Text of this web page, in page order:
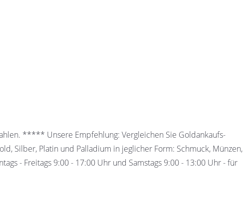
***** Unsere Empfehlung: Vergleichen Sie Goldankaufs-
Silber, Platin und Palladium in jeglicher Form: Schmuck, Münzen,
- Freitags 9:00 - 17:00 Uhr und Samstags 9:00 - 13:00 Uhr - für